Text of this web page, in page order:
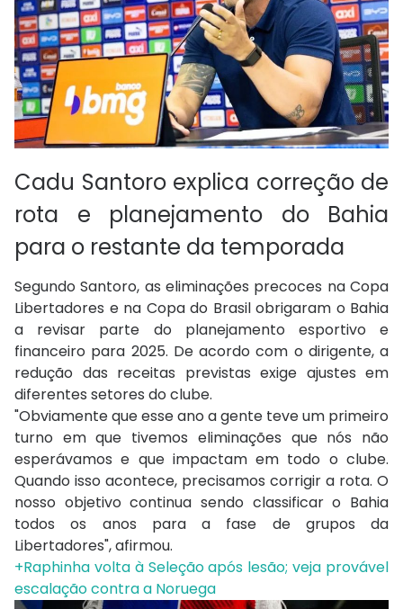
Cadu Santoro explica correção de
rota e planejamento do Bahia
para o restante da temporada
Segundo Santoro, as eliminações precoces na Copa
Libertadores e na Copa do Brasil obrigaram o Bahia
a revisar parte do planejamento esportivo e
financeiro para 2025. De acordo com o dirigente, a
redução das receitas previstas exige ajustes em
diferentes setores do clube.
"Obviamente que esse ano a gente teve um primeiro
turno em que tivemos eliminações que nós não
esperávamos e que impactam em todo o clube.
Quando isso acontece, precisamos corrigir a rota. O
nosso objetivo continua sendo classificar o Bahia
todos os anos para a fase de grupos da
Libertadores", afirmou.
+Raphinha volta à Seleção após lesão; veja provável
escalação contra a Noruega